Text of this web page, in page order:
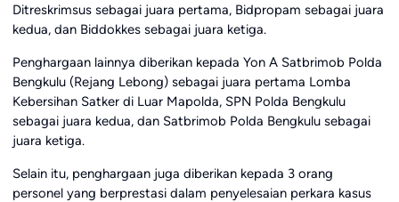
Ditreskrimsus sebagai juara pertama, Bidpropam sebagai juara
kedua, dan Biddokkes sebagai juara ketiga.
Penghargaan lainnya diberikan kepada Yon A Satbrimob Polda
Bengkulu (Rejang Lebong) sebagai juara pertama Lomba
Kebersihan Satker di Luar Mapolda, SPN Polda Bengkulu
sebagai juara kedua, dan Satbrimob Polda Bengkulu sebagai
juara ketiga.
Selain itu, penghargaan juga diberikan kepada 3 orang
personel yang berprestasi dalam penyelesaian perkara kasus